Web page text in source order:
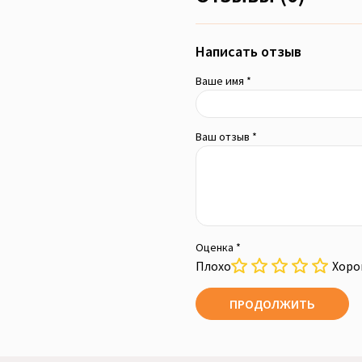
Написать отзыв
Ваше имя *
Ваш отзыв *
Оценка *
Плохо
ПРОДОЛЖИТЬ